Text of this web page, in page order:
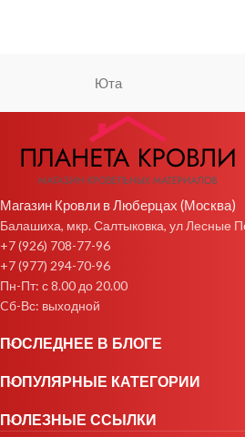
Юта
Магазин Кровли в Люберцах (Москва)
Балашиха, мкр. Салтыковка, ул Лесные
+7 (926) 708-77-96
+7 (977) 294-70-96
Пн-Пт: с 8.00 до 20.00
Cб-Вс: выходной
ПОСЛЕДНЕЕ В БЛОГЕ
ПОПУЛЯРНЫЕ КАТЕГОРИИ
ПОЛЕЗНЫЕ ССЫЛКИ